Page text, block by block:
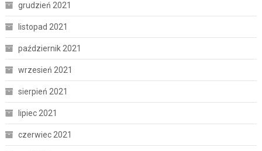
grudzień 2021
listopad 2021
październik 2021
wrzesień 2021
sierpień 2021
lipiec 2021
czerwiec 2021